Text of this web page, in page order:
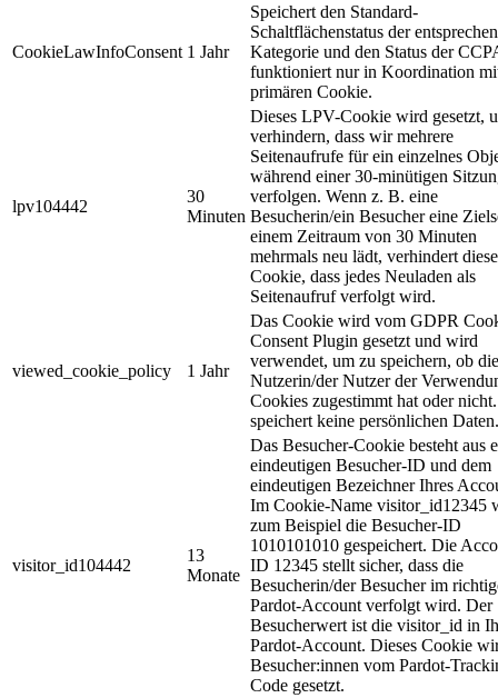
CookieLawInfoConsent 1 Jahr
Speichert den Standard-
Schaltflächenstatus der
Kategorie und den Status der
funktioniert nur in Koordination
primären Cookie.
lpv104442
30
Minuten
Dieses LPV-Cookie wird gesetzt,
verhindern, dass wir mehrere
Seitenaufrufe für ein einzelnes
während einer 30-minütigen
verfolgen. Wenn z. B. eine
Besucherin/ein Besucher eine
einem Zeitraum von 30 Minuten
mehrmals neu lädt, verhindert
Cookie, dass jedes Neuladen als
Seitenaufruf verfolgt wird.
viewed_cookie_policy 1 Jahr
Das Cookie wird vom GDPR
Consent Plugin gesetzt und wird
verwendet, um zu speichern, ob die
Nutzerin/der Nutzer der
Cookies zugestimmt hat oder
speichert keine persönlichen Daten.
visitor_id104442
13
Monate
Das Besucher-Cookie besteht aus
eindeutigen Besucher-ID und dem
eindeutigen Bezeichner Ihres
Im Cookie-Name visitor_id12345
zum Beispiel die Besucher-ID
1010101010 gespeichert. Die
ID 12345 stellt sicher, dass die
Besucherin/der Besucher im
Pardot-Account verfolgt wird. Der
Besucherwert ist die visitor_id in
Pardot-Account. Dieses Cookie
Besucher:innen vom Pardot-
Code gesetzt.